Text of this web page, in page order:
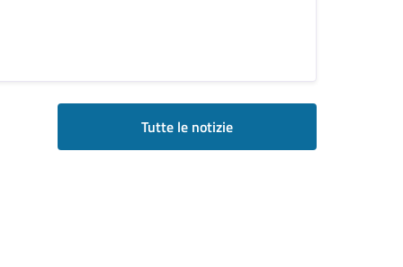
Tutte le notizie